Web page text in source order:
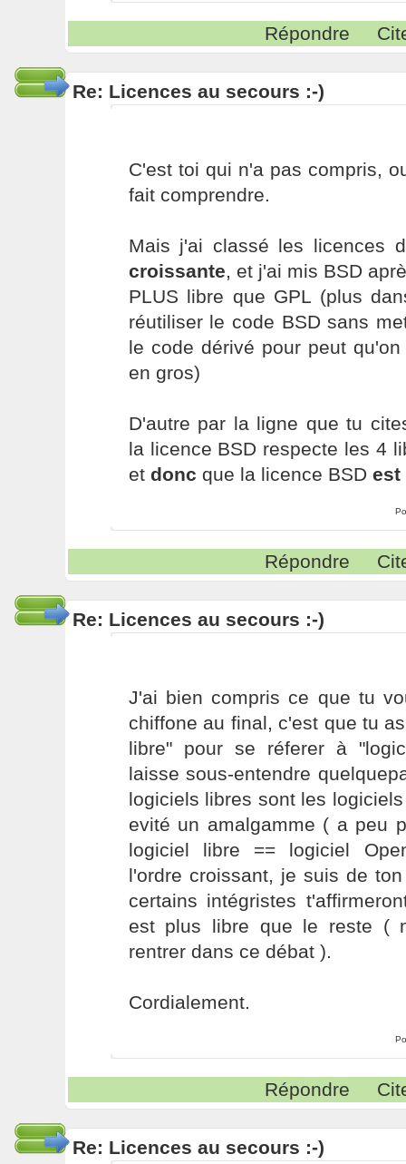
Répondre
Re: Licences au secours :-)
C'est toi qui n'a pas compris,
fait comprendre.
Mais j'ai classé les licences
croissante, et j'ai mis BSD
PLUS libre que GPL (plus
réutiliser le code BSD sans
le code dérivé pour peut
en gros)
D'autre par la ligne que tu
la licence BSD respecte les 4
et donc que la licence BSD est
Répondre
Re: Licences au secours :-)
J'ai bien compris ce que tu
chiffone au final, c'est que tu
libre" pour se réferer à
laisse sous-entendre
logiciels libres sont les
evité un amalgamme ( a peu
logiciel libre == logiciel
l'ordre croissant, je suis de
certains intégristes
est plus libre que le reste (
rentrer dans ce débat ).
Cordialement.
Répondre
Re: Licences au secours :-)